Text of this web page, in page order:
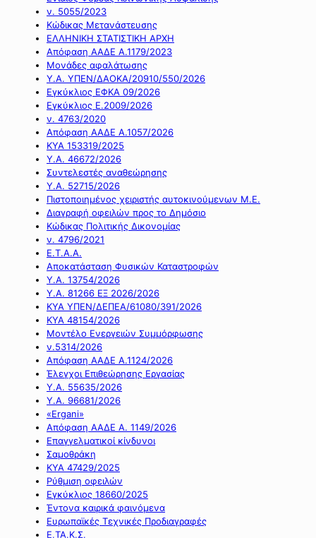
ν. 5055/2023
Κώδικας Μετανάστευσης
ΕΛΛΗΝΙΚΗ ΣΤΑΤΙΣΤΙΚΗ ΑΡΧΗ
Απόφαση ΑΑΔΕ Α.1179/2023
Μονάδες αφαλάτωσης
Υ.Α. ΥΠΕΝ/ΔΑΟΚΑ/20910/550/2026
Εγκύκλιος ΕΦΚΑ 09/2026
Εγκύκλιος Ε.2009/2026
ν. 4763/2020
Απόφαση ΑΑΔΕ Α.1057/2026
ΚΥΑ 153319/2025
Υ.Α. 46672/2026
Συντελεστές αναθεώρησης
Υ.Α. 52715/2026
Πιστοποιημένος χειριστής αυτοκινούμενων Μ.Ε.
Διαγραφή οφειλών προς το Δημόσιο
Κώδικας Πολιτικής Δικονομίας
ν. 4796/2021
Ε.Τ.Α.Α.
Αποκατάσταση Φυσικών Καταστροφών
Υ.Α. 13754/2026
Υ.Α. 81266 ΕΞ 2026/2026
ΚΥΑ ΥΠΕΝ/ΔΕΠΕΑ/61080/391/2026
ΚΥΑ 48154/2026
Μοντέλο Ενεργειών Συμμόρφωσης
ν.5314/2026
Απόφαση ΑΑΔΕ Α.1124/2026
Έλεγχοι Επιθεώρησης Εργασίας
Υ.Α. 55635/2026
Υ.Α. 96681/2026
«Ergani»
Απόφαση ΑΑΔΕ Α. 1149/2026
Επαγγελματικοί κίνδυνοι
Σαμοθράκη
ΚΥΑ 47429/2025
Ρύθμιση οφειλών
Εγκύκλιος 18660/2025
Έντονα καιρικά φαινόμενα
Ευρωπαϊκές Τεχνικές Προδιαγραφές
Ε.ΤΑ.Κ.Σ.